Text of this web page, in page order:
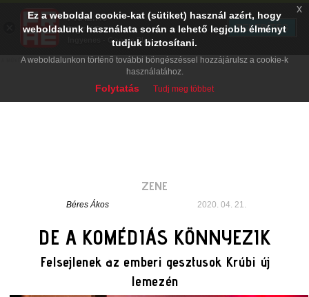
ZENE
Béres Ákos 2020. 04. 21.
DE A KOMÉDIÁS KÖNNYEZIK
Felsejlenek az emberi gesztusok Krúbi új
lemezén
Ez a weboldal cookie-kat (sütiket) használ azért, hogy
weboldalunk használata során a lehető legjobb élményt
tudjuk biztosítani.
A weboldalunkon történő további böngészéssel hozzájárulsz a cookie-k
használatához.
Folytatás Tudj meg többet
x
PRAE.HU
Digital Evolution
Ingyenes - Google Play
TELEPÍTÉS